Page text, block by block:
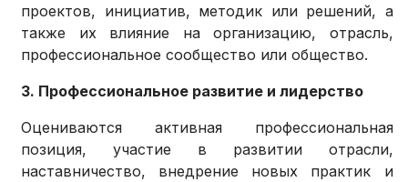
проектов, инициатив, методик или решений, а
также их влияние на организацию, отрасль,
профессиональное сообщество или общество.
3. Профессиональное развитие и лидерство
Оцениваются активная профессиональная
позиция, участие в развитии отрасли,
наставничество, внедрение новых практик и